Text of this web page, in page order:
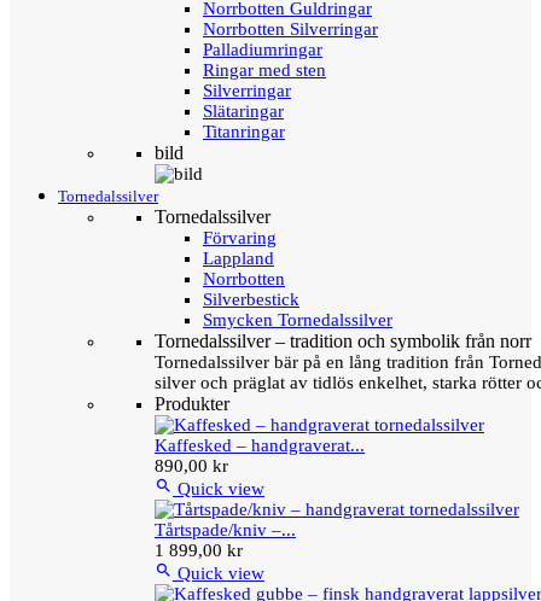
Norrbotten Guldringar
Norrbotten Silverringar
Palladiumringar
Ringar med sten
Silverringar
Slätaringar
Titanringar
bild
Tornedalssilver
Tornedalssilver
Förvaring
Lappland
Norrbotten
Silverbestick
Smycken Tornedalssilver
Tornedalssilver – tradition och symbolik från norr
Tornedalssilver bär på en lång tradition från
silver och präglat av tidlös enkelhet, starka rötter
Produkter
Kaffesked – handgraverat...
890,00 kr
 Quick view
Tårtspade/kniv –...
1 899,00 kr
 Quick view